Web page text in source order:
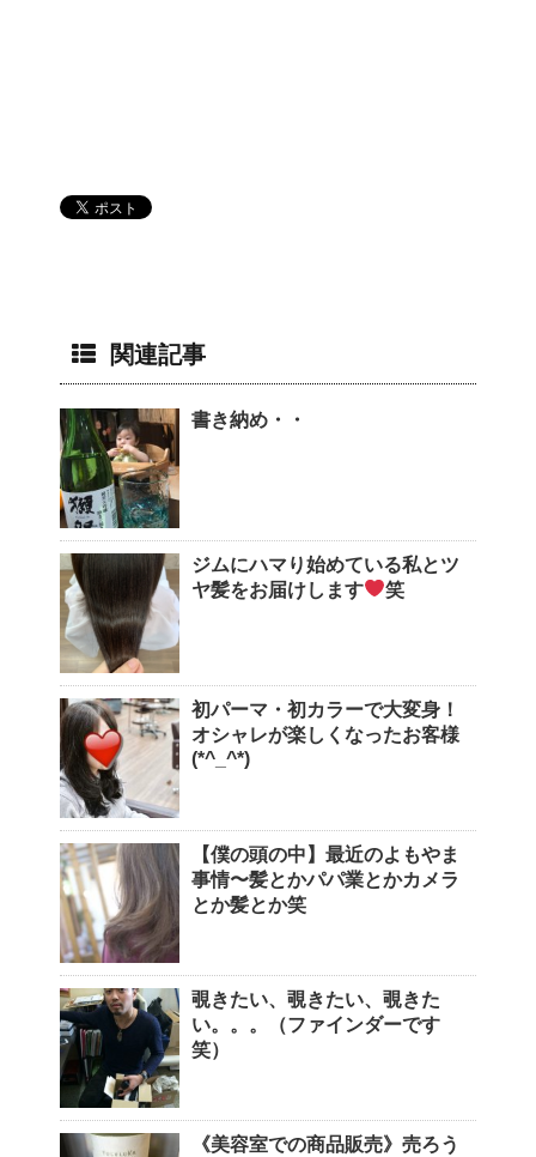
関連記事
書き納め・・
ジムにハマり始めている私とツ
ヤ髪をお届けします
笑
初パーマ・初カラーで大変身！
オシャレが楽しくなったお客様
(*^_^*)
【僕の頭の中】最近のよもやま
事情〜髪とかパパ業とかカメラ
とか髪とか笑
覗きたい、覗きたい、覗きた
い。。。（ファインダーです
笑）
《美容室での商品販売》売ろう